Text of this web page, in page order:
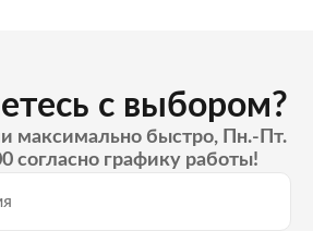
с выбором?
максимально быстро, Пн.-Пт.
согласно графику работы!